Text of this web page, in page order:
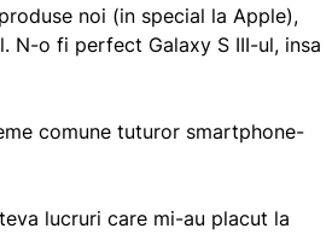
noi (in special la Apple),
N-o fi perfect Galaxy S III-ul, insa
comune tuturor smartphone-
lucruri care mi-au placut la